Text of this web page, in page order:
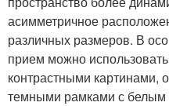
асимметричное
различных размеров. В
прием можно
контрастными
темными рамками с белым